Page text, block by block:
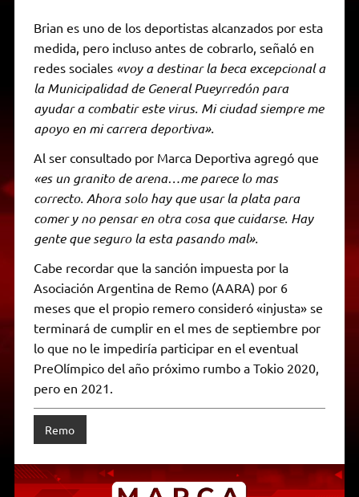
Brian es uno de los deportistas alcanzados por esta
medida, pero incluso antes de cobrarlo, señaló en
redes sociales «voy a destinar la beca excepcional a
la Municipalidad de General Pueyrredón para
ayudar a combatir este virus. Mi ciudad siempre me
apoyo en mi carrera deportiva».
Al ser consultado por Marca Deportiva agregó que
«es un granito de arena…me parece lo mas
correcto. Ahora solo hay que usar la plata para
comer y no pensar en otra cosa que cuidarse. Hay
gente que seguro la esta pasando mal».
Cabe recordar que la sanción impuesta por la
Asociación Argentina de Remo (AARA) por 6
meses que el propio remero consideró «injusta» se
terminará de cumplir en el mes de septiembre por
lo que no le impediría participar en el eventual
PreOlímpico del año próximo rumbo a Tokio 2020,
pero en 2021.
Remo